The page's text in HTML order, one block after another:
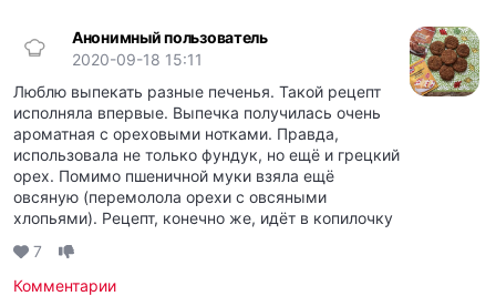
Анонимный пользователь
2020-09-18 15:11
Люблю выпекать разные печенья. Такой рецепт
исполняла впервые. Выпечка получилась очень
ароматная с ореховыми нотками. Правда,
использовала не только фундук, но ещё и грецкий
орех. Помимо пшеничной муки взяла ещё
овсяную (перемолола орехи с овсяными
хлопьями). Рецепт, конечно же, идёт в копилочку
7
Комментарии